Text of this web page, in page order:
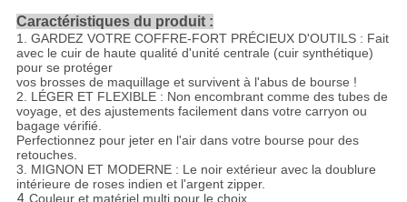
Caractéristiques du produit :
1. GARDEZ VOTRE COFFRE-FORT PRÉCIEUX D'OUTILS : Fait
avec le cuir de haute qualité d'unité centrale (cuir synthétique)
pour se protéger
vos brosses de maquillage et survivent à l'abus de bourse !
2. LÉGER ET FLEXIBLE : Non encombrant comme des tubes de
voyage, et des ajustements facilement dans votre carryon ou
bagage vérifié.
Perfectionnez pour jeter en l'air dans votre bourse pour des
retouches.
3. MIGNON ET MODERNE : Le noir extérieur avec la doublure
intérieure de roses indien et l'argent zipper.
4. Couleur et matériel multi pour le choix.